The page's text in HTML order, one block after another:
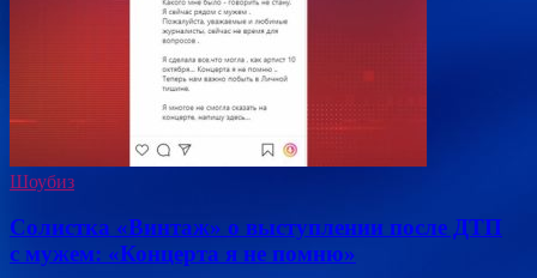
Шоубиз
Солистка «Винтаж» о выступлении после ДТП
с мужем: «Концерта я не помню»